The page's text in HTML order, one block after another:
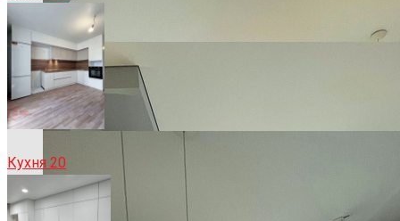
Кухня 20